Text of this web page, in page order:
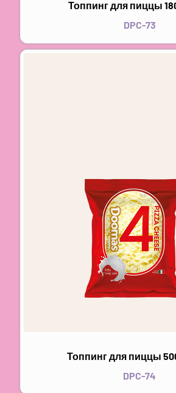
Топпинг для пиццы
DPC-73
Топпинг для пиццы
DPC-74